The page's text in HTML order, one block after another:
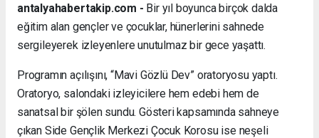
antalyahabertakip.com - Bir yıl boyunca birçok dalda
eğitim alan gençler ve çocuklar, hünerlerini sahnede
sergileyerek izleyenlere unutulmaz bir gece yaşattı.
Programın açılışını, “Mavi Gözlü Dev” oratoryosu yaptı.
Oratoryo, salondaki izleyicilere hem edebi hem de
sanatsal bir şölen sundu. Gösteri kapsamında sahneye
çıkan Side Gençlik Merkezi Çocuk Korosu ise neşeli